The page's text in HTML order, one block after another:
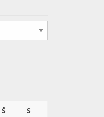
Š S